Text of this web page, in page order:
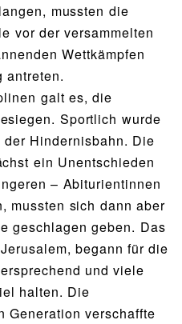
mussten die
vor der versammelten
Wettkämpfen
antreten.
galt es, die
Sportlich wurde
Hindernisbahn. Die
ein Unentschieden
– Abiturientinnen
mussten sich dann aber
geschlagen geben. Das
begann für die
und viele
halten. Die
Generation verschaffte